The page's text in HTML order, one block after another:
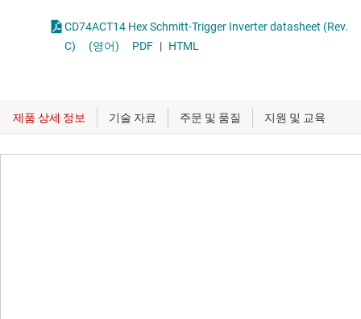
CD74ACT14 Hex Schmitt-Trigger Inverter datasheet (Rev.
C)
(영어) PDF | HTML